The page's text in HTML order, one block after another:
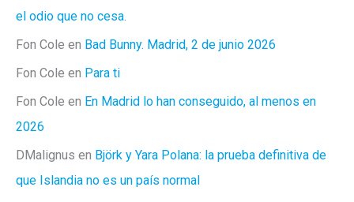
el odio que no cesa.
Fon Cole en Bad Bunny. Madrid, 2 de junio 2026
Fon Cole en Para ti
Fon Cole en En Madrid lo han conseguido, al menos en
2026
DMalignus en Björk y Yara Polana: la prueba definitiva de
que Islandia no es un país normal